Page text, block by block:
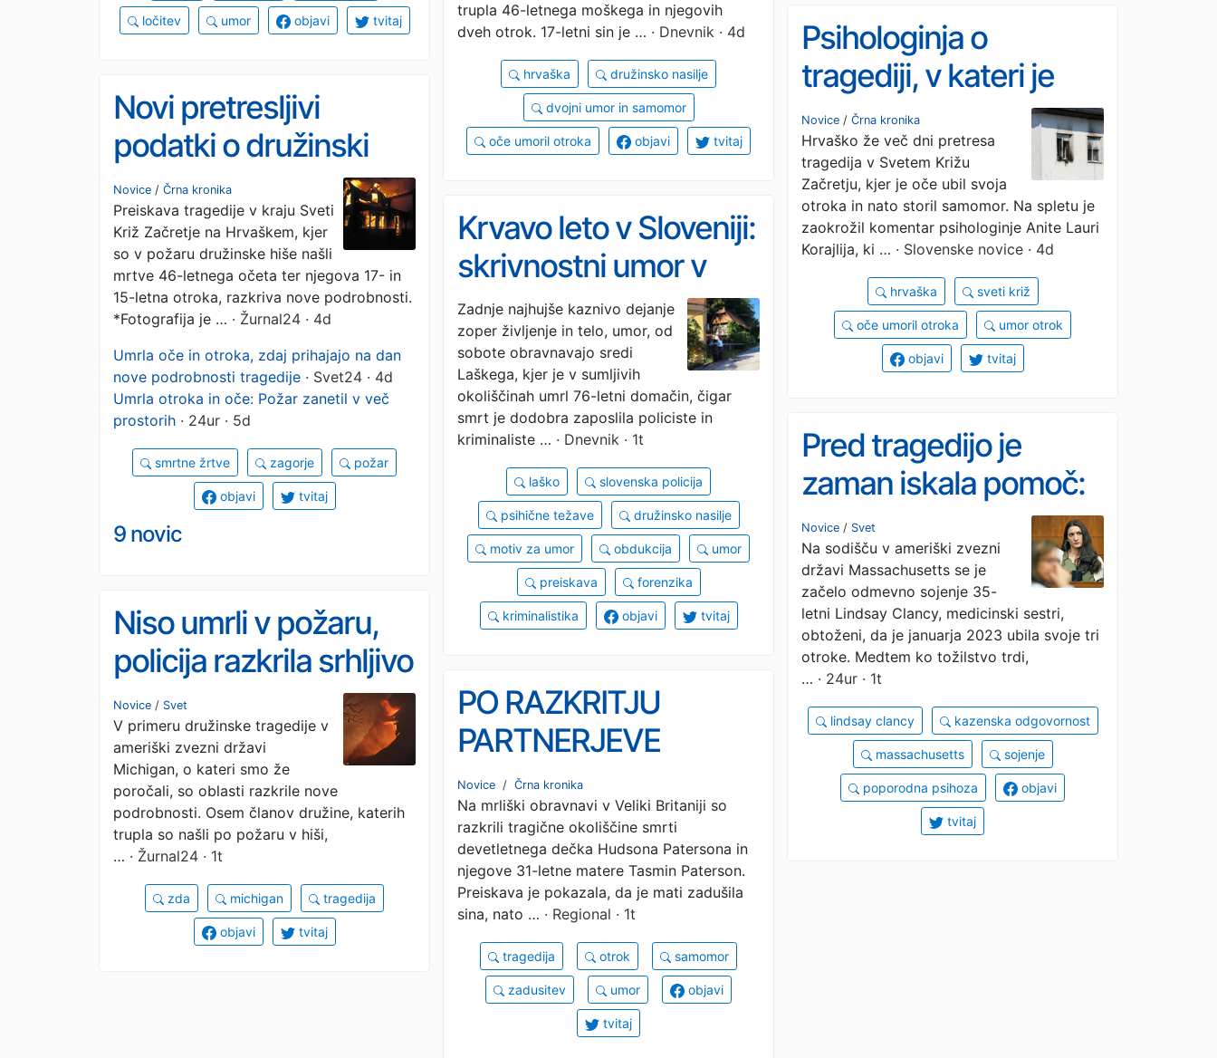
ločitev umor objavi tvitaj
trupla 46-letnega moškega in njegovih
dveh otrok. 17-letni sin je … · Dnevnik · 4d
hrvaška družinsko nasilje
dvojni umor in samomor
oče umoril otroka objavi tvitaj
Psihologinja o
tragediji, v kateri je
oče ubil dva otroka:
»To ni nenadna
zameglitev uma, to je
načrtovan poskus
kaznovanja
partnerke«
Novice / Črna kronika
Hrvaško že več dni pretresa
tragedija v Svetem Križu
Začretju, kjer je oče ubil svoja
otroka in nato storil samomor. Na spletu je
zaokrožil komentar psihologinje Anite Lauri
Korajlija, ki … · Slovenske novice · 4d
hrvaška sveti križ
oče umoril otroka umor otrok
objavi tvitaj
Novi pretresljivi
podatki o družinski
tragediji, takšne so
bile poškodbe otrok
Novice / Črna kronika
Preiskava tragedije v kraju Sveti
Križ Začretje na Hrvaškem, kjer
so v požaru družinske hiše našli
mrtve 46-letnega očeta ter njegova 17- in
15-letna otroka, razkriva nove podrobnosti.
*Fotografija je … · Žurnal24 · 4d
Umrla oče in otroka, zdaj prihajajo na dan
nove podrobnosti tragedije · Svet24 · 4d
Umrla otroka in oče: Požar zanetil v več
prostorih · 24ur · 5d
smrtne žrtve zagorje požar
objavi tvitaj
9 novic
Krvavo leto v Sloveniji:
skrivnostni umor v
Laškem še vedno
brez odgovora
Zadnje najhujše kaznivo dejanje
zoper življenje in telo, umor, od
sobote obravnavajo sredi
Laškega, kjer je v sumljivih
okoliščinah umrl 76-letni domačin, čigar
smrt je dodobra zaposlila policiste in
kriminaliste … · Dnevnik · 1t
laško slovenska policija
psihične težave družinsko nasilje
motiv za umor obdukcija umor
preiskava forenzika
kriminalistika objavi tvitaj
Pred tragedijo je
zaman iskala pomoč:
sojenje materi, ki je
ubila otroke
Novice / Svet
Na sodišču v ameriški zvezni
državi Massachusetts se je
začelo odmevno sojenje 35-
letni Lindsay Clancy, medicinski sestri,
obtoženi, da je januarja 2023 ubila svoje tri
otroke. Medtem ko tožilstvo trdi,
… · 24ur · 1t
lindsay clancy kazenska odgovornost
massachusetts sojenje
poporodna psihoza objavi
tvitaj
Niso umrli v požaru,
policija razkrila srhljivo
ozadje tragedije
Novice / Svet
V primeru družinske tragedije v
ameriški zvezni državi
Michigan, o kateri smo že
poročali, so oblasti razkrile nove
podrobnosti. Osem članov družine, katerih
trupla so našli po požaru v hiši,
… · Žurnal24 · 1t
zda michigan tragedija
objavi tvitaj
PO RAZKRITJU
PARTNERJEVE
SKRIVNOSTI: Zadušila
sina, nato si vzela
življenje (FOTO)
Novice / Črna kronika
Na mrliški obravnavi v Veliki Britaniji so
razkrili tragične okoliščine smrti
devetletnega dečka Hudsona Patersona in
njegove 31-letne matere Tasmin Paterson.
Preiskava je pokazala, da je mati zadušila
sina, nato … · Regional · 1t
tragedija otrok samomor
zadusitev umor objavi
tvitaj